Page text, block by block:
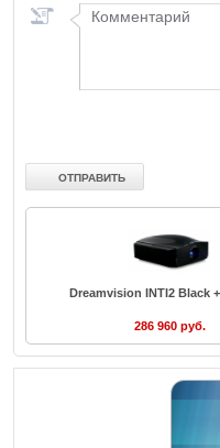
Dreamvision INTI2 Black
286 960 руб.